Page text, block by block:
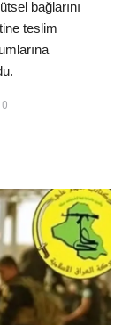
bağlarını
teslim
0